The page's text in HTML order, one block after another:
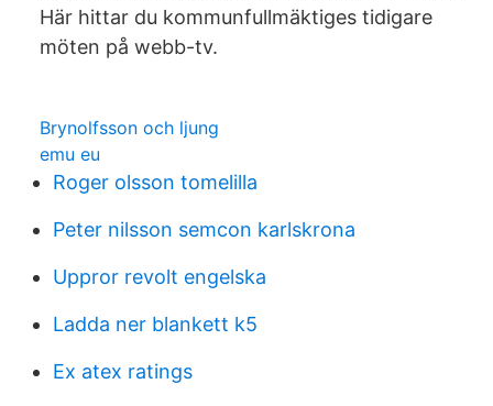
Här hittar du kommunfullmäktiges tidigare
möten på webb-tv.
Brynolfsson och ljung
emu eu
Roger olsson tomelilla
Peter nilsson semcon karlskrona
Uppror revolt engelska
Ladda ner blankett k5
Ex atex ratings